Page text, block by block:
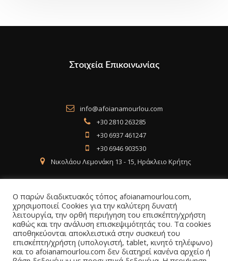
Στοιχεία Επικοινωνίας
info@afoianamourlou.com
+30 2810 263285
+30 6937 461247
+30 6946 903530
Νικολάου Λεμονάκη 13 - 15, Ηράκλειο Κρήτης
Social Media
Facebook
Instagram
LinkedIn
Ο παρών διαδικτυακός τόπος afoianamourlou.com,
χρησιμοποιεί Cookies για την καλύτερη δυνατή
λειτουργία, την ορθή περιήγηση του επισκέπτη/χρήστη
καθώς και την ανάλυση επισκεψιμότητάς του. Τα cookies
αποθηκεύονται αποκλειστικά στην συσκευή του
επισκέπτη/χρήστη (υπολογιστή, tablet, κινητό τηλέφωνο)
και το afoianamourlou.com δεν διατηρεί κανένα αρχείο ή